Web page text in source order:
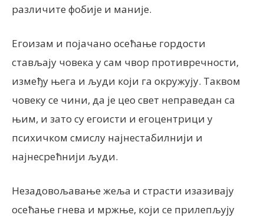
различите фобије и маније.
Егоизам и појачано осећање гордости
стављају човека у сам чвор противречности,
између њега и људи који га окружују. Таквом
човеку се чини, да је цео свет неправедан са
њим, и зато су егоисти и егоцентрици у
психичком смислу најнестабилнији и
најнесрећнији људи.
Незадовољавање жеља и страсти изазивају
осећање гнева и мржње, који се прилепљују